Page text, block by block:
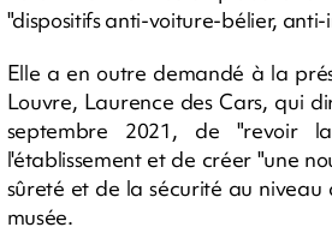
"dispositifs anti-voiture-bélier, anti-
Elle a en outre demandé à la
Louvre, Laurence des Cars, qui
septembre 2021, de "revoir
l'établissement et de créer "une
sûreté et de la sécurité au niveau
musée.